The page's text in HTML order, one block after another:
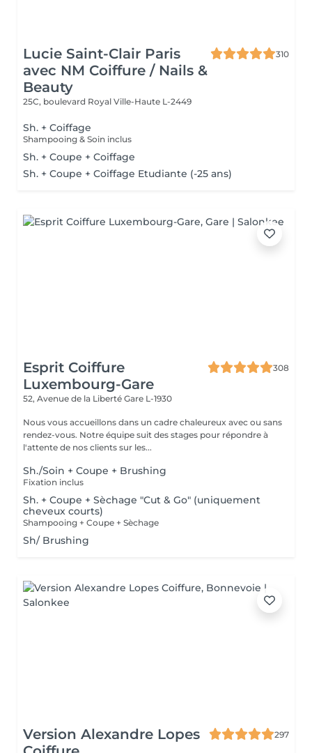
Lucie Saint-Clair Paris
avec NM Coiffure / Nails &
Beauty
310
25C, boulevard Royal Ville-Haute L-2449
Sh. + Coiffage
Shampooing & Soin inclus
Sh. + Coupe + Coiffage
Sh. + Coupe + Coiffage Etudiante (-25 ans)
Esprit Coiffure
Luxembourg-Gare
308
52, Avenue de la Liberté Gare L-1930
Nous vous accueillons dans un cadre chaleureux avec ou sans
rendez-vous. Notre équipe suit des stages pour répondre à
l'attente de nos clients sur les...
Sh./Soin + Coupe + Brushing
Fixation inclus
Sh. + Coupe + Sèchage "Cut & Go" (uniquement
cheveux courts)
Shampooing + Coupe + Sèchage
Sh/ Brushing
Version Alexandre Lopes
297